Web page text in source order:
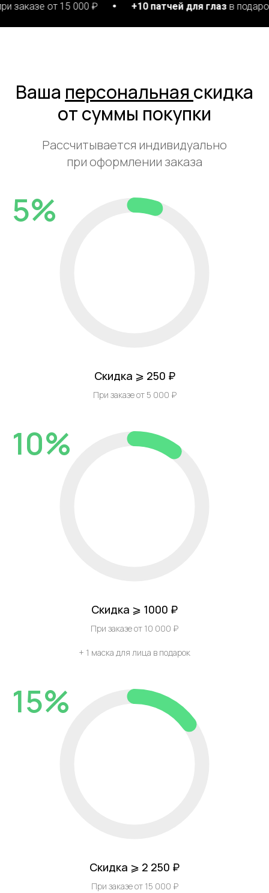
15 000 ₽ +10 патчей для глазв подарок при
Ваша персональная скидка
от суммы покупки
Рассчитывается индивидуально
при оформлении заказа
5%
Скидка ⩾ 250 ₽
При заказе от 5 000 ₽
10%
Скидка ⩾ 1000 ₽
При заказе от 10 000 ₽
+ 1 маска для лица в подарок
15%
Скидка ⩾ 2 250 ₽
При заказе от 15 000 ₽